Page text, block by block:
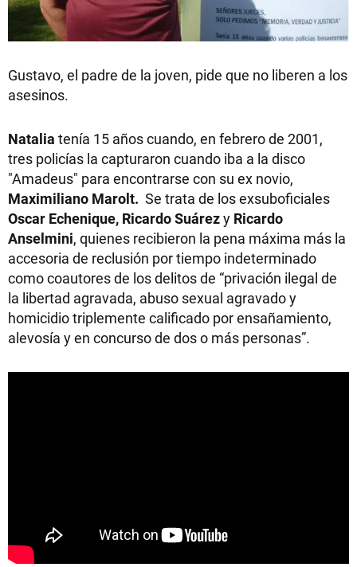
Gustavo, el padre de la joven, pide que no liberen a los
asesinos.
Natalia tenía 15 años cuando, en febrero de 2001,
tres policías la capturaron cuando iba a la disco
"Amadeus" para encontrarse con su ex novio,
Maximiliano Marolt. Se trata de los exsuboficiales
Oscar Echenique, Ricardo Suárezy Ricardo
Anselmini, quienes recibieron la pena máxima más la
accesoria de reclusión por tiempo indeterminado
como coautores de los delitos de “privación ilegal de
la libertad agravada, abuso sexual agravado y
homicidio triplemente calificado por ensañamiento,
alevosía y en concurso de dos o más personas”.